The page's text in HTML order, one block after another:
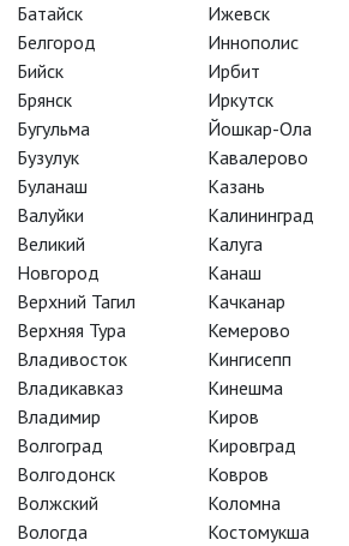
Батайск
Белгород
Бийск
Брянск
Бугульма
Бузулук
Буланаш
Валуйки
Великий
Новгород
Верхний Тагил
Верхняя Тура
Владивосток
Владикавказ
Владимир
Волгоград
Волгодонск
Волжский
Вологда
Ижевск
Иннополис
Ирбит
Иркутск
Йошкар-Ола
Кавалерово
Казань
Калининград
Калуга
Канаш
Качканар
Кемерово
Кингисепп
Кинешма
Киров
Кировград
Ковров
Коломна
Костомукша